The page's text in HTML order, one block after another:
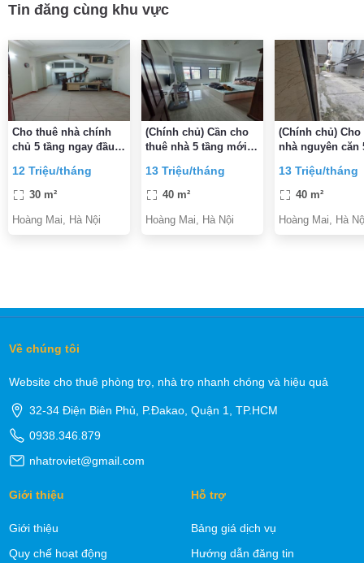
Tin đăng cùng khu vực
Cho thuê nhà chính
chủ 5 tầng ngay đầu
Giang – miễn trung
gian
12 Triệu/tháng
30 m²
Hoàng Mai, Hà Nội
(Chính chủ) Cần cho
thuê nhà 5 tầng mới,
Nguyễn Khoái 50m
13 Triệu/tháng
40 m²
Hoàng Mai, Hà Nội
(Chính chủ) Cho
nhà nguyên căn
Nguyễn Khoái
13 Triệu/tháng
40 m²
Hoàng Mai, Hà
Về chúng tôi
Website cho thuê phòng trọ, nhà trọ nhanh chóng và hiệu quả
32-34 Điện Biên Phủ, P.Đakao, Quận 1, TP.HCM
0938.346.879
nhatroviet@gmail.com
Giới thiệu
Giới thiệu
Quy chế hoạt động
Hỗ trợ
Bảng giá dịch vụ
Hướng dẫn đăng tin